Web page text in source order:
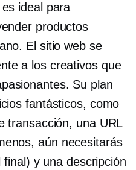
ideal para
productos
El sitio web se
a los creativos que
Su plan
fantásticos, como
transacción, una URL
aún necesitarás
y una descripción